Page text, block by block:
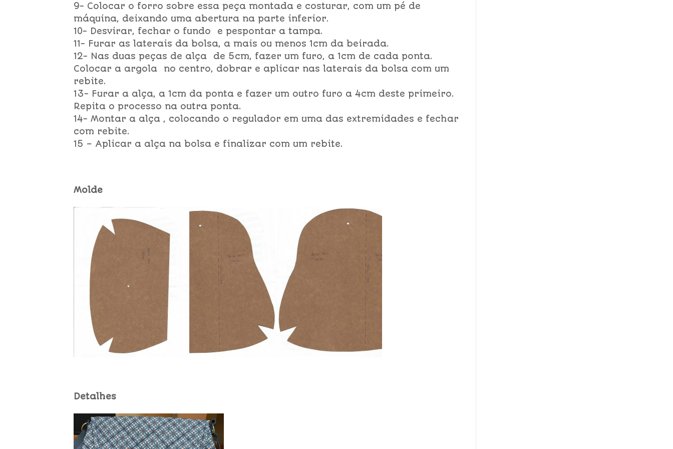
9- Colocar o forro sobre essa peça montada e costurar, com um pé de
máquina, deixando uma abertura na parte inferior.
10- Desvirar, fechar o fundo e pespontar a tampa.
11- Furar as laterais da bolsa, a mais ou menos 1cm da beirada.
12- Nas duas peças de alça de 5cm, fazer um furo, a 1cm de cada ponta.
Colocar a argola no centro, dobrar e aplicar nas laterais da bolsa com um
rebite.
13- Furar a alça, a 1cm da ponta e fazer um outro furo a 4cm deste primeiro.
Repita o processo na outra ponta.
14- Montar a alça , colocando o regulador em uma das extremidades e fechar
com rebite.
15 – Aplicar a alça na bolsa e finalizar com um rebite.
Molde
Detalhes